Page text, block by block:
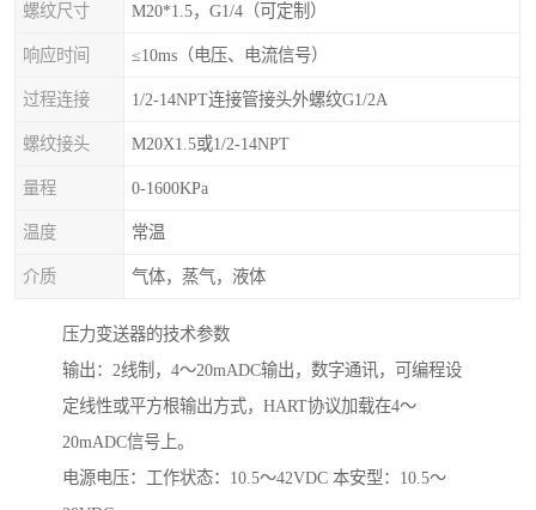
螺纹尺寸 M20*1.5，G1/4（可定制）
响应时间 ≤10ms（电压、电流信号）
过程连接 1/2-14NPT连接管接头外螺纹G1/2A
螺纹接头 M20X1.5或1/2-14NPT
量程 0-1600KPa
温度 常温
介质 气体，蒸气，液体
压力变送器的技术参数
输出：2线制，4～20mADC输出，数字通讯，可编程设
定线性或平方根输出方式，HART协议加载在4～
20mADC信号上。
电源电压：工作状态：10.5～42VDC 本安型：10.5～